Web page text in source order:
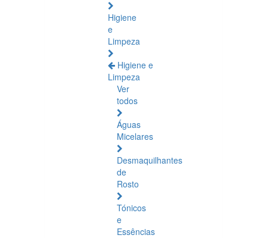
Higiene
e
Limpeza
Higiene e
Limpeza
Ver
todos
Águas
Micelares
Desmaquilhantes
de
Rosto
Tónicos
e
Essências